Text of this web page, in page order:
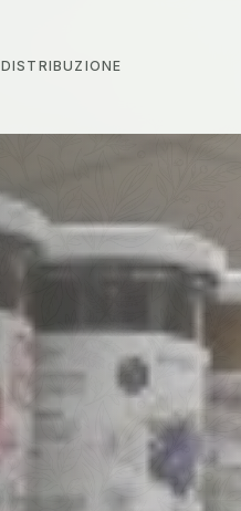
DISTRIBUZIONE